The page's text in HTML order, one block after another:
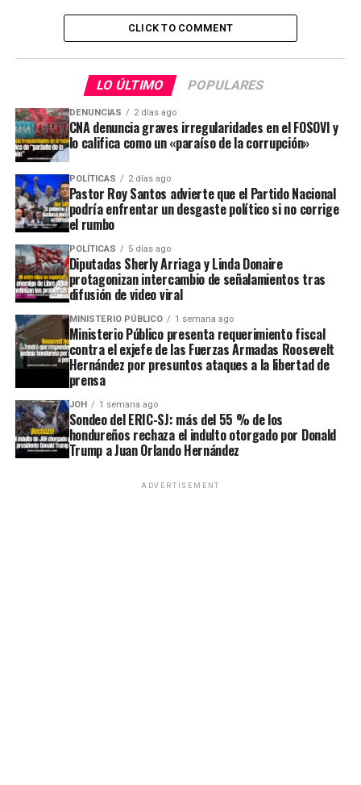
CLICK TO COMMENT
LO ÚLTIMO POPULARES
DENUNCIAS 2 días ago
CNA denuncia graves irregularidades en el FOSOVI y
lo califica como un «paraíso de la corrupción»
POLÍTICAS 2 días ago
Pastor Roy Santos advierte que el Partido Nacional
podría enfrentar un desgaste político si no corrige
el rumbo
POLÍTICAS 5 días ago
Diputadas Sherly Arriaga y Linda Donaire
protagonizan intercambio de señalamientos tras
difusión de video viral
MINISTERIO PÚBLICO 1 semana ago
Ministerio Público presenta requerimiento fiscal
contra el exjefe de las Fuerzas Armadas Roosevelt
Hernández por presuntos ataques a la libertad de
prensa
JOH 1 semana ago
Sondeo del ERIC-SJ: más del 55 % de los
hondureños rechaza el indulto otorgado por Donald
Trump a Juan Orlando Hernández
ADVERTISEMENT